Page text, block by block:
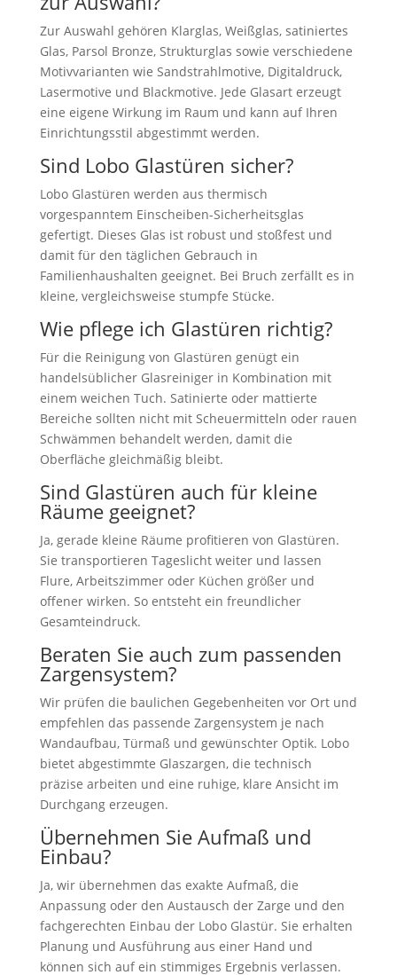
Zur Auswahl gehören Klarglas, Weißglas, satiniertes
Glas, Parsol Bronze, Strukturglas sowie verschiedene
Motivvarianten wie Sandstrahlmotive, Digitaldruck,
Lasermotive und Blackmotive. Jede Glasart erzeugt
eine eigene Wirkung im Raum und kann auf Ihren
Einrichtungsstil abgestimmt werden.
Sind Lobo Glastüren sicher?
Lobo Glastüren werden aus thermisch
vorgespanntem Einscheiben-Sicherheitsglas
gefertigt. Dieses Glas ist robust und stoßfest und
damit für den täglichen Gebrauch in
Familienhaushalten geeignet. Bei Bruch zerfällt es in
kleine, vergleichsweise stumpfe Stücke.
Wie pflege ich Glastüren richtig?
Für die Reinigung von Glastüren genügt ein
handelsüblicher Glasreiniger in Kombination mit
einem weichen Tuch. Satinierte oder mattierte
Bereiche sollten nicht mit Scheuermitteln oder rauen
Schwämmen behandelt werden, damit die
Oberfläche gleichmäßig bleibt.
Sind Glastüren auch für kleine
Räume geeignet?
Ja, gerade kleine Räume profitieren von Glastüren.
Sie transportieren Tageslicht weiter und lassen
Flure, Arbeitszimmer oder Küchen größer und
offener wirken. So entsteht ein freundlicher
Gesamteindruck.
Beraten Sie auch zum passenden
Zargensystem?
Wir prüfen die baulichen Gegebenheiten vor Ort und
empfehlen das passende Zargensystem je nach
Wandaufbau, Türmaß und gewünschter Optik. Lobo
bietet abgestimmte Glaszargen, die technisch
präzise arbeiten und eine ruhige, klare Ansicht im
Durchgang erzeugen.
Übernehmen Sie Aufmaß und
Einbau?
Ja, wir übernehmen das exakte Aufmaß, die
Anpassung oder den Austausch der Zarge und den
fachgerechten Einbau der Lobo Glastür. Sie erhalten
Planung und Ausführung aus einer Hand und
können sich auf ein stimmiges Ergebnis verlassen.